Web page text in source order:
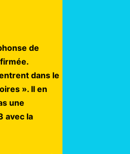
de
dans le
». Il en
une
avec la